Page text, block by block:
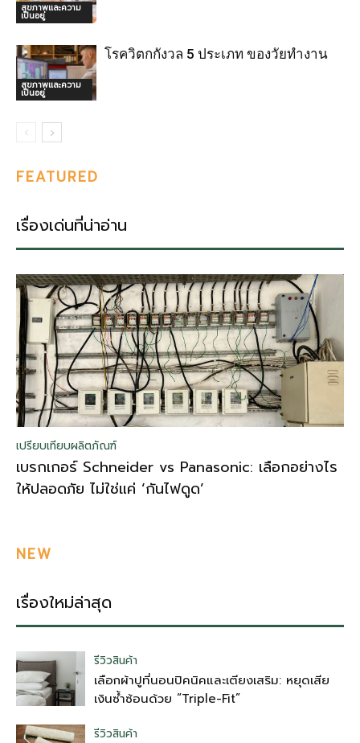
สุขภาพและความ
เป็นอยู่
สุขภาพและความ
เป็นอยู่
โรควิตกกังวล 5 ประเภท ของวัยทำงาน
FEATURED
เรื่องเด่นที่น่าอ่าน
เปรียบเทียบผลิตภัณฑ์
เบรกเกอร์ Schneider vs Panasonic: เลือกอย่างไร
ให้ปลอดภัย ไม่ใช่แค่ ‘กันไฟดูด’
NEW
เรื่องใหม่ล่าสุด
รีวิวสินค้า
เลือกผ้าปูที่นอนปิคนิคและเตียงเสริม: หยุดเสีย
เงินซ้ำซ้อนด้วย “Triple-Fit”
รีวิวสินค้า